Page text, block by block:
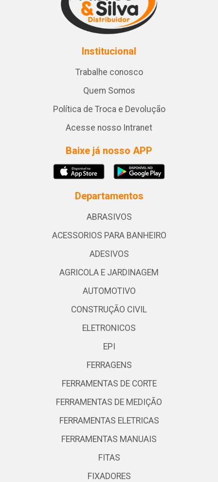
Institucional
Trabalhe conosco
Quem Somos
Política de Troca e Devolução
Acesse nosso Intranet
Baixe já nosso APP
Departamentos
ABRASIVOS
ACESSORIOS PARA BANHEIRO
ADESIVOS
AGRICOLA E JARDINAGEM
AUTOMOTIVO
CONSTRUÇÃO CIVIL
ELETRONICOS
EPI
FERRAGENS
FERRAMENTAS DE CORTE
FERRAMENTAS DE MEDIÇÃO
FERRAMENTAS ELETRICAS
FERRAMENTAS MANUAIS
FITAS
FIXADORES